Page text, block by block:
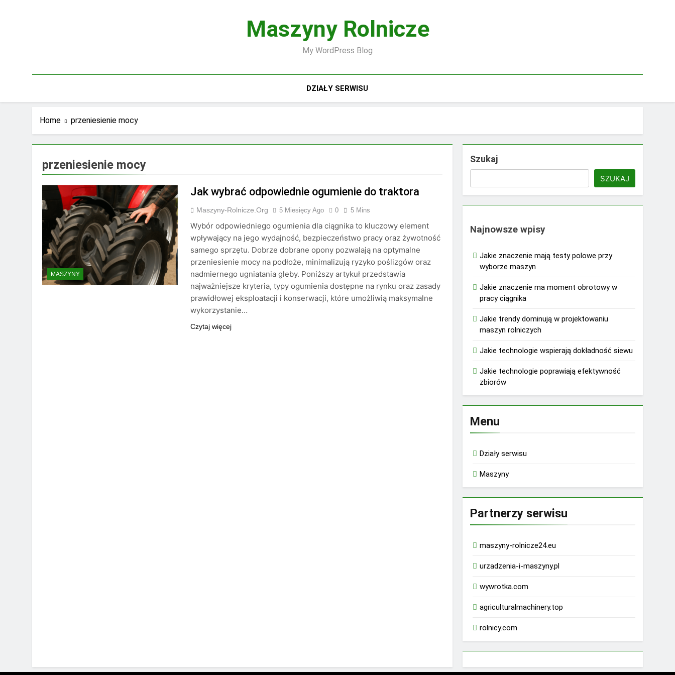
Maszyny Rolnicze
My WordPress Blog
DZIAŁY SERWISU
Home przeniesienie mocy
przeniesienie mocy
MASZYNY
Jak wybrać odpowiednie ogumienie do traktora
Maszyny-Rolnicze.org 5 Miesięcy Ago 0 5 Mins
Wybór odpowiedniego ogumienia dla ciągnika to kluczowy element
wpływający na jego wydajność, bezpieczeństwo pracy oraz żywotność
samego sprzętu. Dobrze dobrane opony pozwalają na optymalne
przeniesienie mocy na podłoże, minimalizują ryzyko poślizgów oraz
nadmiernego ugniatania gleby. Poniższy artykuł przedstawia
najważniejsze kryteria, typy ogumienia dostępne na rynku oraz zasady
prawidłowej eksploatacji i konserwacji, które umożliwią maksymalne
wykorzystanie…
Czytaj więcej
Szukaj
SZUKAJ
Najnowsze wpisy
Jakie znaczenie mają testy polowe przy
wyborze maszyn
Jakie znaczenie ma moment obrotowy w
pracy ciągnika
Jakie trendy dominują w projektowaniu
maszyn rolniczych
Jakie technologie wspierają dokładność siewu
Jakie technologie poprawiają efektywność
zbiorów
Menu
Działy serwisu
Maszyny
Partnerzy serwisu
maszyny-rolnicze24.eu
urzadzenia-i-maszyny.pl
wywrotka.com
agriculturalmachinery.top
rolnicy.com
rhino 9000 male enhancement pills reviews